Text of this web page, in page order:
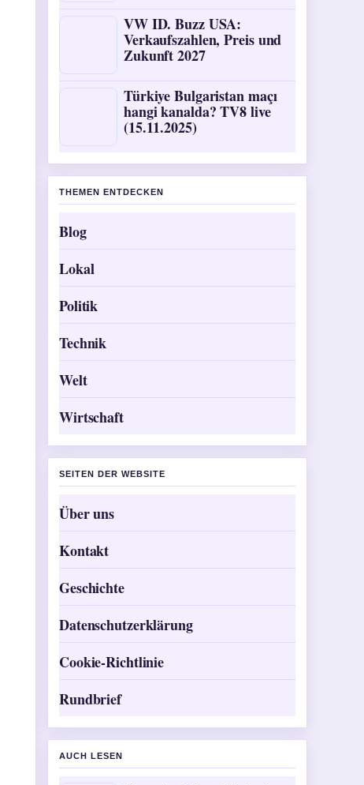
VW ID. Buzz USA:
Verkaufszahlen, Preis und
Zukunft 2027
Türkiye Bulgaristan maçı
hangi kanalda? TV8 live
(15.11.2025)
THEMEN ENTDECKEN
Blog
Lokal
Politik
Technik
Welt
Wirtschaft
SEITEN DER WEBSITE
Über uns
Kontakt
Geschichte
Datenschutzerklärung
Cookie-Richtlinie
Rundbrief
AUCH LESEN